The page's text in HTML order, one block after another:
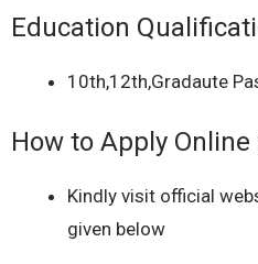
Education
10th,12th,Gradaute
How to Apply Online
Kindly visit official
given below